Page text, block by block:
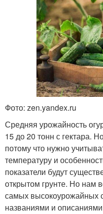
Фото: zen.yandex.ru
Средняя урожайность
15 до 20 тонн с гектара.
потому что нужно
температуру и
показатели будут
открытом грунте. Но нам
самых высокоурожайных
названиями и